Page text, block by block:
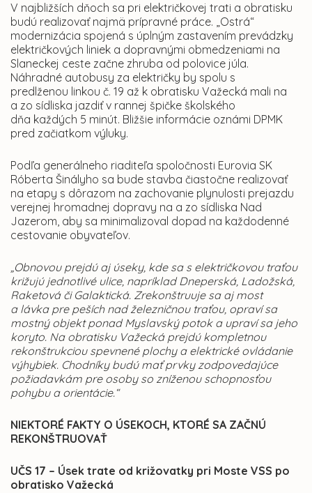
V najbližších dňoch sa pri električkovej trati a obratisku
budú realizovať najmä prípravné práce. „Ostrá“
modernizácia spojená s úplným zastavením prevádzky
električkových liniek a dopravnými obmedzeniami na
Slaneckej ceste začne zhruba od polovice júla.
Náhradné autobusy za električky by spolu s
predlženou linkou č. 19 až k obratisku Važecká mali na
a zo sídliska jazdiť v rannej špičke školského
dňa každých 5 minút. Bližšie informácie oznámi DPMK
pred začiatkom výluky.
Podľa generálneho riaditeľa spoločnosti Eurovia SK
Róberta Šinályho sa bude stavba čiastočne realizovať
na etapy s dôrazom na zachovanie plynulosti prejazdu
verejnej hromadnej dopravy na a zo sídliska Nad
Jazerom, aby sa minimalizoval dopad na každodenné
cestovanie obyvateľov.
„Obnovou prejdú aj úseky, kde sa s električkovou traťou
križujú jednotlivé ulice, napríklad Dneperská, Ladožská,
Raketová či Galaktická. Zrekonštruuje sa aj most
a lávka pre peších nad železničnou traťou, opraví sa
mostný objekt ponad Myslavský potok a upraví sa jeho
koryto. Na obratisku Važecká prejdú kompletnou
rekonštrukciou spevnené plochy a elektrické ovládanie
výhybiek. Chodníky budú mať prvky zodpovedajúce
požiadavkám pre osoby so zníženou schopnosťou
pohybu a orientácie.“
NIEKTORÉ FAKTY O ÚSEKOCH, KTORÉ SA ZAČNÚ
REKONŠTRUOVAŤ
UČS 17 – Úsek trate od križovatky pri Moste VSS po
obratisko Važecká